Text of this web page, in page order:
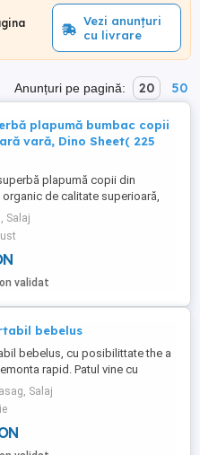
Vezi anunțuri
cu livrare
Anunțuri pe pagină: 20 50
plapumă bumbac copii
vară, Dino Sheet( 225
plapumă copii din
organic de calitate superioară,
perioada primăvară vară!
este absolut unic și original!
Salaj
validat
bebelus
bebelus, cu posibilittate the a
rapid. Patul vine cu
loc de schimbat scutecul, 2
o saltea confortabila si altele.
folosit foarte rare. Graco e o
incredere si patul a fost facut
americane. Aveti
Salaj